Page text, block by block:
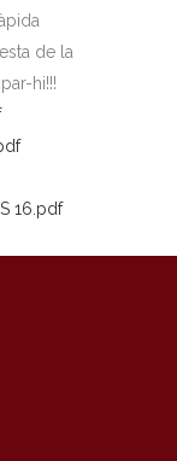
de la
hi!!!
16.pdf